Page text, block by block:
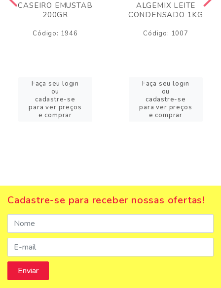
CASEIRO EMUSTAB
200GR
Código: 1946
Faça seu login
ou
cadastre-se
para ver preços
e comprar
ALGEMIX LEITE
CONDENSADO 1KG
Código: 1007
Faça seu login
ou
cadastre-se
para ver preços
e comprar
Cadastre-se para receber nossas ofertas!